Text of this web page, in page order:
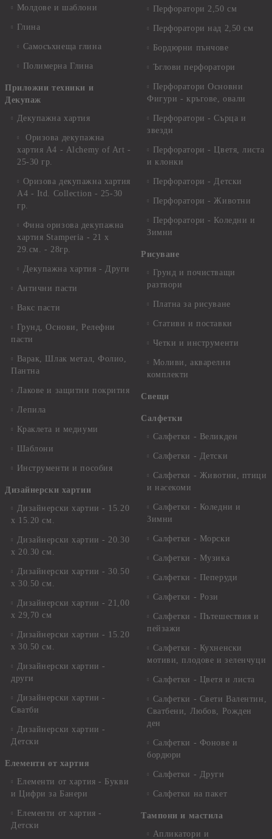
Молдове и шаблони
Глина
Самосъхнеща глина
Полимерна Глина
Приложни техники и
Декупаж
Декупажна хартия
Оризова декупажна
хартия А4 - Alchemy of Art -
25-30 гр.
Оризова декупажна хартия
А4 - Itd. Collection - 25-30
гр.
Фина оризова декупажна
хартия Stamperia - 21 х
29.см. - 28гр.
Декупажна хартия - Други
Антични пасти
Вакс пасти
Грунд, Основи, Релефни
пасти
Варак, Шлак метал, Фолио,
Пантна
Лакове и защитни покрития
Лепила
Краклета и медиуми
Шаблони
Инструменти и пособия
Дизайнерски хартии
Дизайнерски хартии - 15.20
х 15.20 см.
Дизайнерски хартии - 20.30
х 20.30 см.
Дизайнерски хартии - 30.50
х 30.50 см.
Дизайнерски хартии - 21,00
х 29,70 см
Дизайнерски хартии - 15.20
x 30.50 см.
Дизайнерски хартии -
други
Дизайнерски хартии -
Сватби
Дизайнерски хартии -
Детски
Елементи от хартия
Елементи от хартия - Букви
и Цифри за Банери
Елементи от хартия -
Детски
Перфоратори 2,50 см
Перфоратори над 2,50 см
Бордюрни пънчове
Ъглови перфоратори
Перфоратори Основни
Фигури - кръгове, овали
Перфоратори - Сърца и
звезди
Перфоратори - Цветя, листа
и клонки
Перфоратори - Детски
Перфоратори - Животни
Перфоратори - Коледни и
Зимни
Рисуване
Грунд и почистващи
разтвори
Платна за рисуване
Стативи и поставки
Четки и инструменти
Моливи, акварелни
комплекти
Свещи
Салфетки
Салфетки - Великден
Салфетки - Детски
Салфетки - Животни, птици
и насекоми
Салфетки - Коледни и
Зимни
Салфетки - Морски
Салфетки - Музика
Салфетки - Пеперуди
Салфетки - Рози
Салфетки - Пътешествия и
пейзажи
Салфетки - Кухненски
мотиви, плодове и зеленчуци
Салфетки - Цветя и листа
Салфетки - Свети Валентин,
Сватбени, Любов, Рожден
ден
Салфетки - Фонове и
бордюри
Салфетки - Други
Салфетки на пакет
Тампони и мастила
Апликатори и